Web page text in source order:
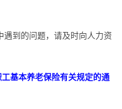
遇到的问题，请及时向人力资
基本养老保险有关规定的通